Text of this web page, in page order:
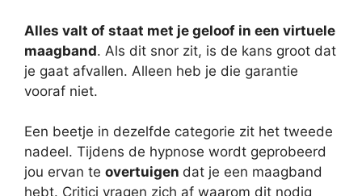
Alles valt of staat met je geloof in een virtuele
maagband. Als dit snor zit, is de kans groot dat
je gaat afvallen. Alleen heb je die garantie
vooraf niet.
Een beetje in dezelfde categorie zit het tweede
nadeel. Tijdens de hypnose wordt geprobeerd
jou ervan te overtuigen dat je een maagband
hebt. Critici vragen zich af waarom dit nodig